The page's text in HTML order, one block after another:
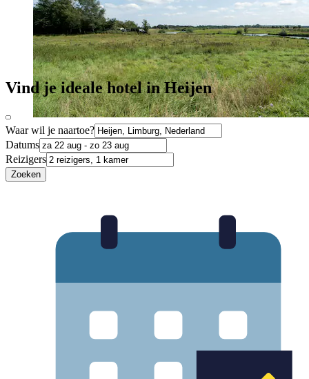
Vind je ideale hotel in Heijen
Waar wil je naartoe?
Datums
Reizigers
Zoeken